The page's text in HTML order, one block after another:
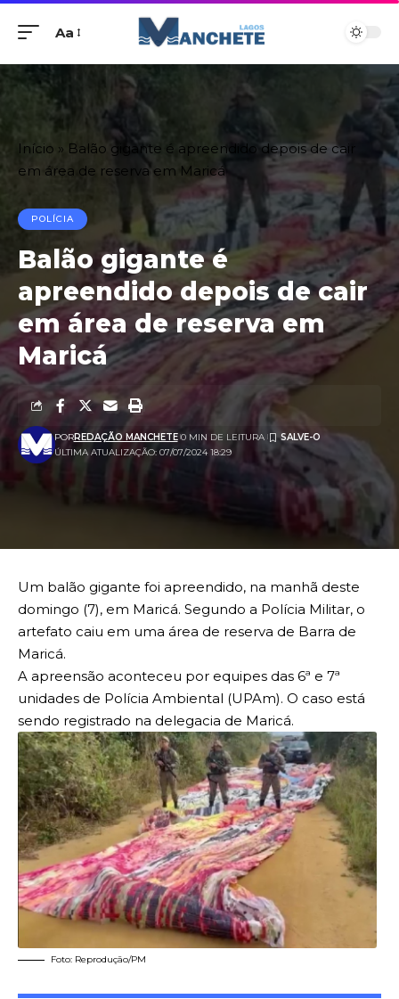
Aa
Início » Balão gigante é apreendido depois de cair
em área de reserva em Maricá
POLÍCIA
Balão gigante é
apreendido depois de cair
em área de reserva em
Maricá
ÚLTIMA ATUALIZAÇÃO: 07/07/2024 18:29
PORREDAÇÃO MANCHETE 0 MIN DE LEITURA
Um balão gigante foi apreendido, na manhã deste
domingo (7), em Maricá. Segundo a Polícia Militar, o
artefato caiu em uma área de reserva de Barra de
Maricá.
A apreensão aconteceu por equipes das 6ª e 7ª
unidades de Polícia Ambiental (UPAm). O caso está
sendo registrado na delegacia de Maricá.
Foto: Reprodução/PM